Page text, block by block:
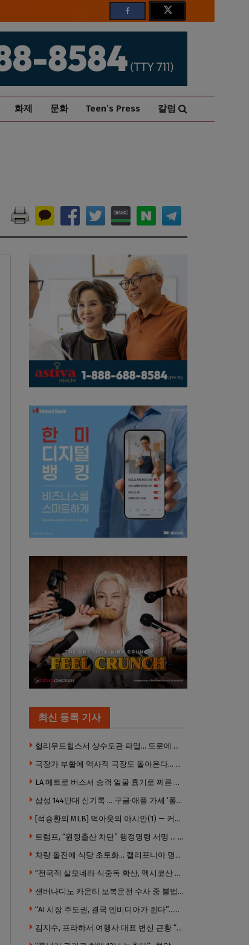
화제 문화 Teen’s Press 칼럼
최신 등록 기사
헐리우드힐스서 상수도관 파열… 도로에 물 쏟아져 주민 약 100명 피해
극장가 부활에 역사적 극장도 돌아온다… 웨스트우드 ‘브루인 극장’ 10월 재개장 추진
LA 메트로 버스서 승객 얼굴 흉기로 찌른 증오범죄 피고인, 종신형에 징역 7년 추가 선고
삼성 144만대 신기록 … 구글·애플 가세 ‘폴더블 대전’ 열린다
[석승환의 MLB] 덕아웃의 아시안(1) — 커트 스즈키가 우리에게 묻는 것
트럼프, “원정출산 차단” 행정명령 서명 … 외국 공무원 자녀도 시민권 안준다
차량 돌진에 식당 초토화… 캘리포니아 명물 버거집 “다시 일어설 수 있도록 도와주세요”
“전국적 살모네라 식중독 확산, 멕시코산 할라피뇨”– CDC
샌버나디노 카운티 보복운전 수사 중 불법 총기 20정·탄약 2만 발 압수
“AI 시장 주도권, 결국 엔비디아가 쥔다”…모건스탠리 장담
김지수, 프라하서 여행사 대표 변신 근황 “가볼 만하니…”